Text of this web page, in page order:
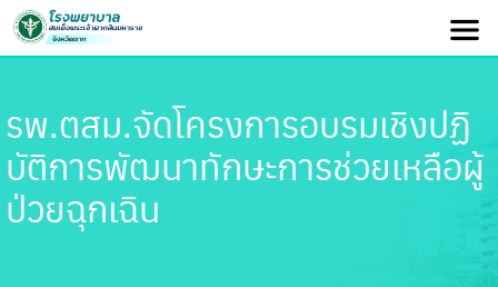
รพ.ตสม.จัดโครงการอบรมเชิงปฏิ
บัติการพัฒนาทักษะการช่วยเหลือผู้
ป่วยฉุกเฉิน